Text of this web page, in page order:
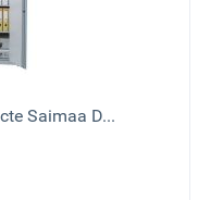
Saimaa D...